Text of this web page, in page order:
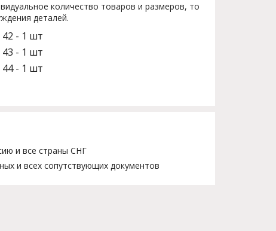
количество товаров и размеров, то
деталей.
42 - 1 шт
43 - 1 шт
44 - 1 шт
и все страны СНГ
и всех сопутствующих документов